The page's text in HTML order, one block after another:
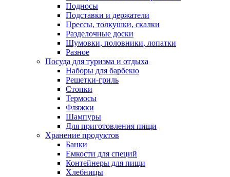
Подносы
Подставки и держатели
Прессы, толкушки, скалки
Разделочные доски
Шумовки, половники, лопатки
Разное
Посуда для туризма и отдыха
Наборы для барбекю
Решетки-гриль
Стопки
Термосы
Фляжки
Шампуры
Для приготовления пищи
Хранение продуктов
Банки
Емкости для специй
Контейнеры для пищи
Хлебницы